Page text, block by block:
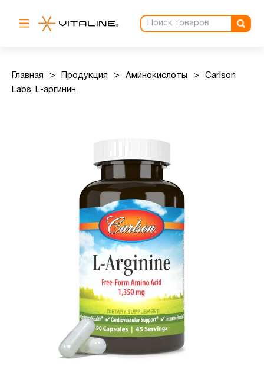
Главная > Продукция > Аминокислоты >
Carlson
Labs, L-аргинин